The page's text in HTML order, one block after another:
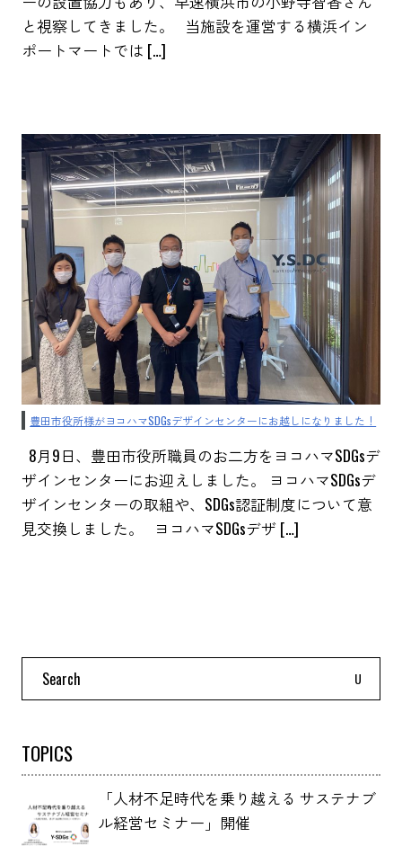
と視察してきました。 当施設を運営する横浜イン
ポートマートでは […]
豊田市役所様がヨコハマSDGsデザインセンターにお越しになりました！
8月9日、豊田市役所職員のお二方をヨコハマSDGsデ
ザインセンターにお迎えしました。 ヨコハマSDGsデ
ザインセンターの取組や、SDGs認証制度について意
見交換しました。 ヨコハマSDGsデザ […]
Search
TOPICS
「人材不足時代を乗り越える サステナブ
ル経営セミナー」開催